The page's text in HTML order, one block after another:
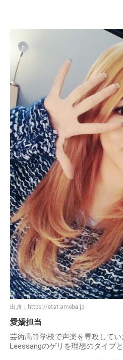
出典： https://stat.ameba.jp
愛嬌担当
芸術高等学校で声楽を専攻してい
Leessangのゲリを理想のタイプ